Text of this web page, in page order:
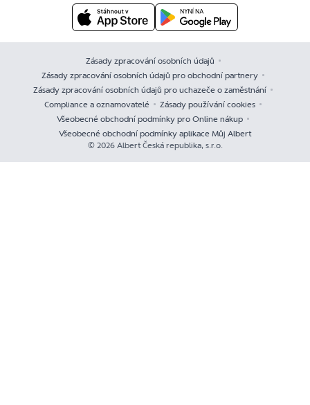
Zásady zpracování osobních údajů
Zásady zpracování osobních údajů pro obchodní partnery
Zásady zpracování osobních údajů pro uchazeče o zaměstnání
Compliance a oznamovatelé
Zásady používání cookies
Všeobecné obchodní podmínky pro Online nákup
Všeobecné obchodní podmínky aplikace Můj Albert
© 2026 Albert Česká republika, s.r.o.